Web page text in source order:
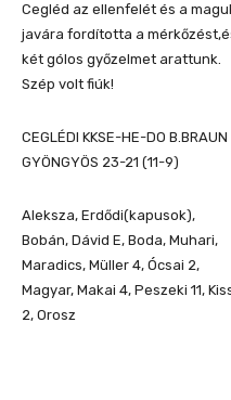
Cegléd az ellenfelét és a
javára fordította a
két gólos győzelmet arattunk.
Szép volt fiúk!
CEGLÉDI KKSE-HE-DO B.BRAUN
GYÖNGYÖS 23-21 (11-9)
Aleksza, Erdődi(kapusok),
Bobán, Dávid E, Boda, Muhari,
Maradics, Müller 4, Ócsai 2,
Magyar, Makai 4, Peszeki 11,
2, Orosz